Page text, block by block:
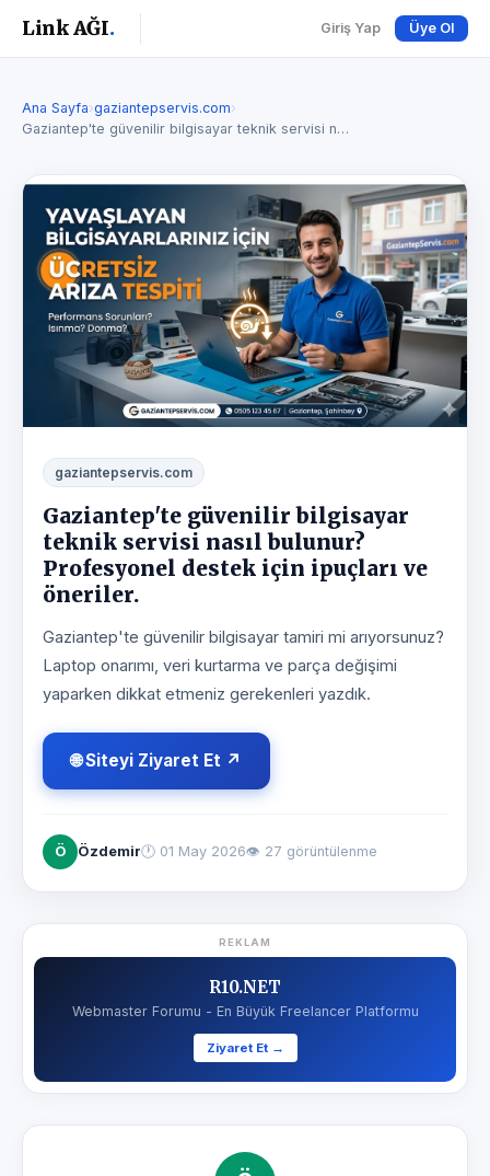
Link AĞI. Giriş Yap Üye Ol
Ana Sayfa›gaziantepservis.com›
Gaziantep'te güvenilir bilgisayar teknik servisi n…
gaziantepservis.com
Gaziantep'te güvenilir bilgisayar
teknik servisi nasıl bulunur?
Profesyonel destek için ipuçları ve
öneriler.
Gaziantep'te güvenilir bilgisayar tamiri mi arıyorsunuz?
Laptop onarımı, veri kurtarma ve parça değişimi
yaparken dikkat etmeniz gerekenleri yazdık.
🌐 Siteyi Ziyaret Et ↗
Ö Özdemir🕐 01 May 2026👁 27 görüntülenme
REKLAM
R10.NET
Webmaster Forumu - En Büyük Freelancer Platformu
Ziyaret Et →